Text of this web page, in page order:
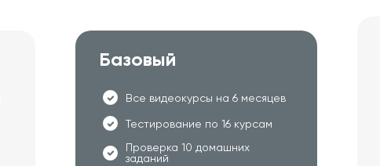
Базовый
Все видеокурсы на 6 месяцев
Тестирование по 16 курсам
Проверка 10 домашних
заданий